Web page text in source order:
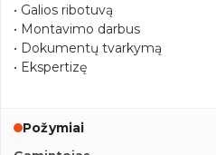
• Galios ribotuvą
• Montavimo darbus
• Dokumentų tvarkymą
• Ekspertizę
Požymiai